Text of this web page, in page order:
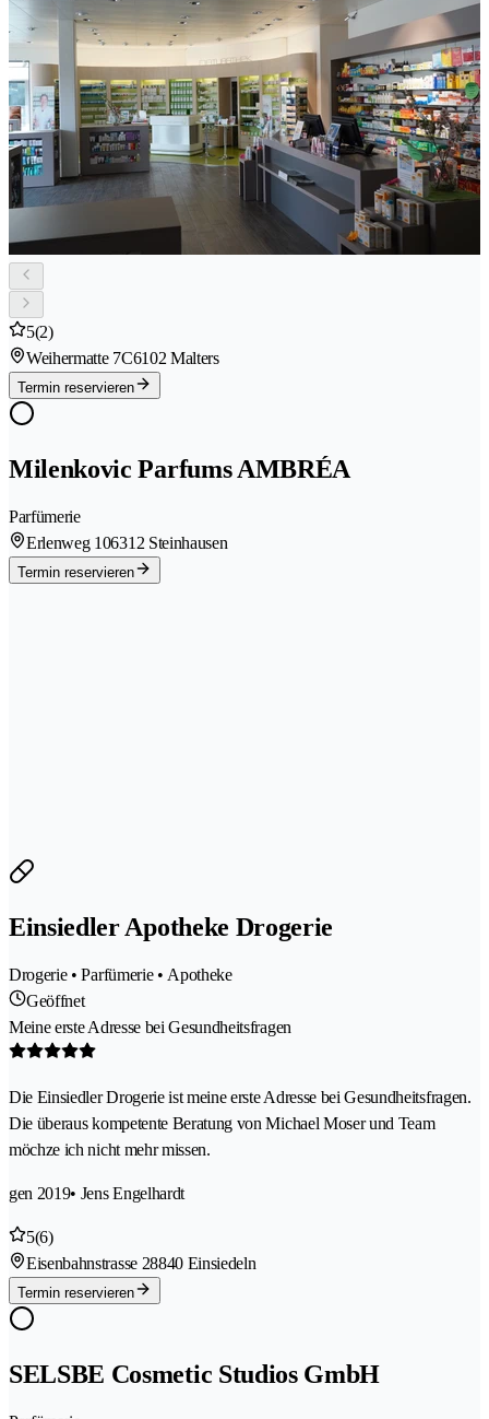
5(2)
Weihermatte 7C6102 Malters
Termin reservieren
Milenkovic Parfums AMBRÉA
Parfümerie
Erlenweg 106312 Steinhausen
Termin reservieren
Einsiedler Apotheke Drogerie
Drogerie • Parfümerie • Apotheke
Geöffnet
Meine erste Adresse bei Gesundheitsfragen
Die Einsiedler Drogerie ist meine erste Adresse bei Gesundheitsfragen.
Die überaus kompetente Beratung von Michael Moser und Team
möchze ich nicht mehr missen.
gen 2019• Jens Engelhardt
5(6)
Eisenbahnstrasse 28840 Einsiedeln
Termin reservieren
SELSBE Cosmetic Studios GmbH